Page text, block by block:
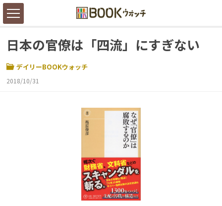
日本の官僚は「四流」にすぎない
デイリーBOOKウォッチ
2018/10/31